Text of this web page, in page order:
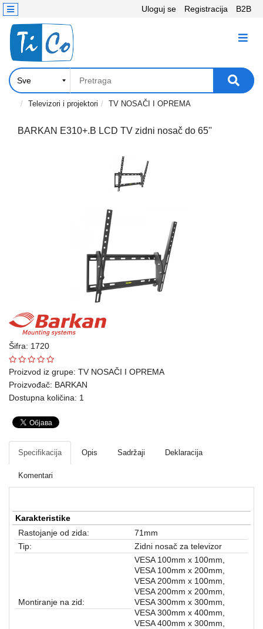
Uloguj se Registracija B2B
KATEGORIJE
Računari,
Komponente
Laptop
tablet
tehnika
Telefoni
oprema
Mrežna
Fotoaparati
kamere
Kućni
aparati
Software
Kontakt
Televizori i projektori TV NOSAČI I OPREMA
BARKAN E310+.B LCD TV zidni nosač do 65''
Šifra: 1720
Proizvod iz grupe: TV NOSAČI I OPREMA
Proizvođač: BARKAN
Dostupna količina: 1
Specifikacija Opis Sadržaji Deklaracija
Komentari
Karakteristike
Rastojanje od zida:
71mm
Tip:
Zidni nosač za televizor
Montiranje na zid:
VESA 100mm x 100mm,
VESA 100mm x 200mm,
VESA 200mm x 100mm,
VESA 200mm x 200mm,
VESA 300mm x 300mm,
VESA 300mm x 400mm,
VESA 400mm x 300mm,